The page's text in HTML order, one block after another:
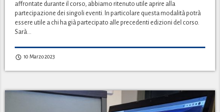
affrontate durante il corso, abbiamo ritenuto utile aprire alla
partecipazione dei singoli eventi. In particolare questa modalità potrà
essere utile a chi ha già partecipato alle precedenti edizioni del corso.
Sarà…
10 Marzo 2023